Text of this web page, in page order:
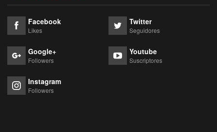
Facebook
Likes
Twitter
Seguidores
Google+
Followers
Youtube
Suscriptores
Instagram
Followers